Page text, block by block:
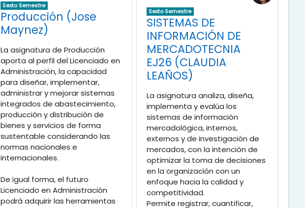
Sexto Semestre
Producción (Jose
Maynez)
La asignatura de Producción
aporta al perfil del Licenciado en
Administración, la capacidad
para diseñar, implementar,
administrar y mejorar sistemas
integrados de abastecimiento,
producción y distribución de
bienes y servicios de forma
sustentable considerando las
normas nacionales e
internacionales.
De igual forma, el futuro
Licenciado en Administración
podrá adquirir las herramientas
Sexto Semestre
SISTEMAS DE
INFORMACIÓN DE
MERCADOTECNIA
EJ26 (CLAUDIA
LEAÑOS)
La asignatura analiza, diseña,
implementa y evalúa los
sistemas de información
mercadológica, internos,
externos y de investigación de
mercados, con la intención de
optimizar la toma de decisiones
en la organización con un
enfoque hacia la calidad y
competitividad.
Permite registrar, cuantificar,